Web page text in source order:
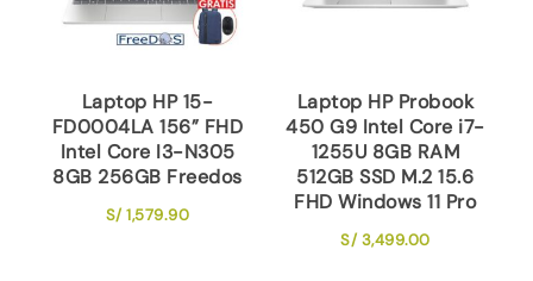
Laptop HP 15-
FD0004LA 156” FHD
Intel Core I3-N305
8GB 256GB Freedos
S/1,579.90
Laptop HP Probook
450 G9 Intel Core i7-
1255U 8GB RAM
512GB SSD M.2 15.6
FHD Windows 11 Pro
S/3,499.00